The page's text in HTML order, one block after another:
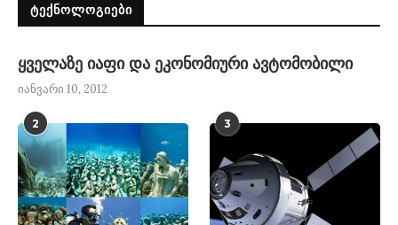
ᲢᲔᲥᲜᲝᲚᲝᲒᲘᲔᲑᲘ
ყველაზე იაფი და ეკონომიური ავტომობილი
იანვარი 10, 2012
2 3